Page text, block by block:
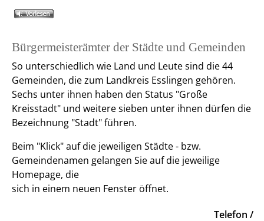
Bürgermeisterämter der Städte und Gemeinden
So unterschiedlich wie Land und Leute sind die 44
Gemeinden, die zum Landkreis Esslingen gehören.
Sechs unter ihnen haben den Status "Große
Kreisstadt" und weitere sieben unter ihnen dürfen die
Bezeichnung "Stadt" führen.
Beim "Klick" auf die jeweiligen Städte - bzw.
Gemeindenamen gelangen Sie auf die jeweilige
Homepage, die
sich in einem neuen Fenster öffnet.
Telefon /